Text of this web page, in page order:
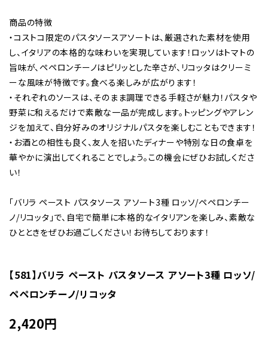
商品の特徴
・コストコ限定のパスタソースアソートは、厳選された素材を使用
し、イタリアの本格的な味わいを実現しています！ロッソはトマトの
旨味が、ペペロンチーノはピリッとした辛さが、リコッタはクリーミ
ーな風味が特徴です。食べる楽しみが広がります！
・それぞれのソースは、そのまま調理できる手軽さが魅力！パスタや
野菜に和えるだけで素敵な一品が完成します。トッピングやアレン
ジを加えて、自分好みのオリジナルパスタを楽しむこともできます！
・お酒との相性も良く、友人を招いたディナーや特別な日の食卓を
華やかに演出してくれることでしょう。この機会にぜひお試しくださ
い！
「バリラ ペースト パスタソース アソート3種 ロッソ/ペペロンチー
ノ/リコッタ」で、自宅で簡単に本格的なイタリアンを楽しみ、素敵な
ひとときをぜひお過ごしください！お待ちしております！
【581】バリラ ペースト パスタソース アソート3種 ロッソ/
ペペロンチーノ/リコッタ
2,420円